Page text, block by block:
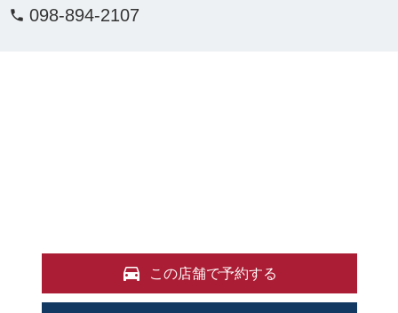
098-894-2107
この店舗で予約する